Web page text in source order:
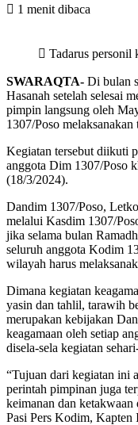
1 menit dibaca
Tadarus personil
SWARAQTA- Di bulan
Hasanah setelah selesai
pimpin langsung oleh
1307/Poso melaksanakan
Kegiatan tersebut diikuti
anggota Dim 1307/Poso
(18/3/2024).
Dandim 1307/Poso,
melalui Kasdim 1307/
jika selama bulan
seluruh anggota Kodim
wilayah harus
Dimana kegiatan
yasin dan tahlil, tarawih
merupakan kebijakan
keagamaan oleh setiap
disela-sela kegiatan
“Tujuan dari kegiatan ini
perintah pimpinan juga
keimanan dan
Pasi Pers Kodim, Kapten